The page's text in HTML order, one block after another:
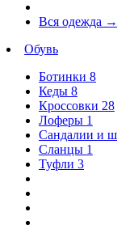
Вся одежда →
Обувь
Ботинки 8
Кеды 8
Кроссовки 28
Лоферы 1
Сандалии и
Сланцы 1
Туфли 3